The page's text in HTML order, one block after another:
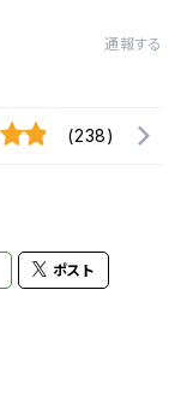
通報する
(238)
ポスト